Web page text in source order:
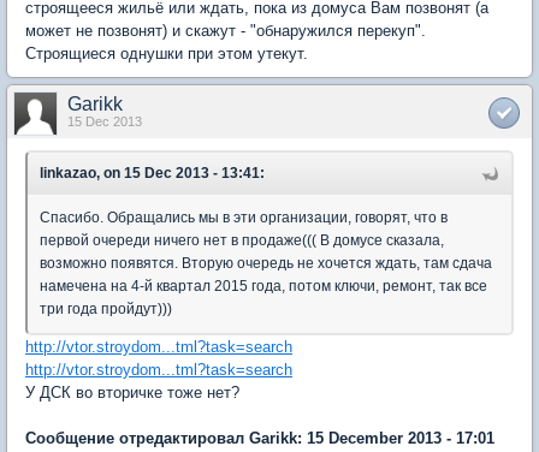
строящееся жильё или ждать, пока из домуса Вам позвонят (а
может не позвонят) и скажут - "обнаружился перекуп".
Строящиеся однушки при этом утекут.
Garikk
15 Dec 2013
linkazao, on 15 Dec 2013 - 13:41:
Спасибо. Обращались мы в эти организации, говорят, что в
первой очереди ничего нет в продаже((( В домусе сказала,
возможно появятся. Вторую очередь не хочется ждать, там сдача
намечена на 4-й квартал 2015 года, потом ключи, ремонт, так все
три года пройдут)))
http://vtor.stroydom...tml?task=search
http://vtor.stroydom...tml?task=search
У ДСК во вторичке тоже нет?
Сообщение отредактировал Garikk: 15 December 2013 - 17:01